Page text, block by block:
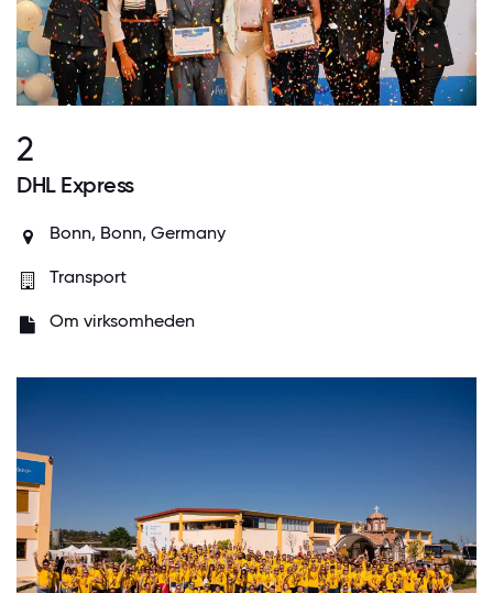
2
DHL Express
Bonn, Bonn, Germany
Transport
Om virksomheden